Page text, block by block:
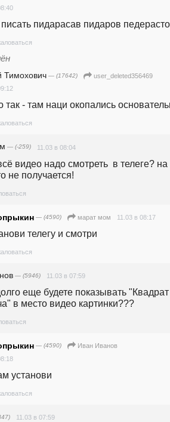
пидарасав пидаров
Тимохович — (17642)
user_deleted356469
так - там наци окопались
— (-259) 11.03 в 08:04
видео надо смотреть  в телеге? на
не получается!
— (4590) марат мом 11.03 в 08:17
телегу и смотри
— (5946) 11.03 в 07:59
еще будете показывать "Квадрат
в место видео картинки???
— (4590)
Иван Иванов
установи
11.03 в 07:59